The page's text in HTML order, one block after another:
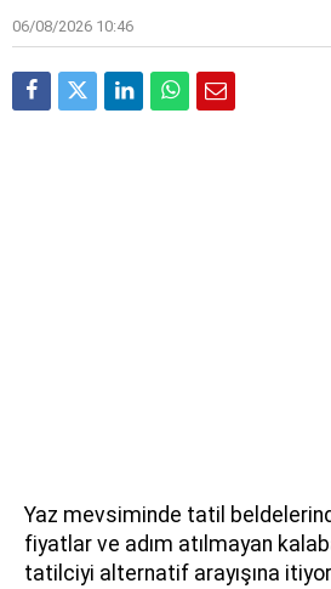
06/08/2026 10:46
Yaz mevsiminde tatil
fiyatlar ve adım atılmayan
tatilciyi alternatif arayışına